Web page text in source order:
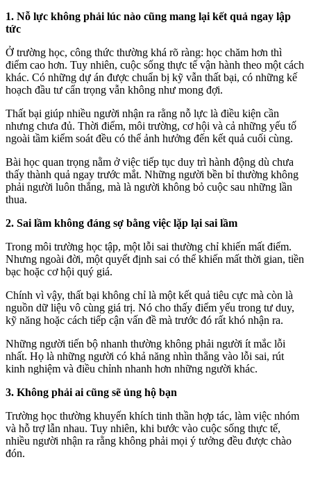
1. Nỗ lực không phải lúc nào cũng mang lại kết quả ngay lập
tức
Ở trường học, công thức thường khá rõ ràng: học chăm hơn thì
điểm cao hơn. Tuy nhiên, cuộc sống thực tế vận hành theo một cách
khác. Có những dự án được chuẩn bị kỹ vẫn thất bại, có những kế
hoạch đầu tư cẩn trọng vẫn không như mong đợi.
Thất bại giúp nhiều người nhận ra rằng nỗ lực là điều kiện cần
nhưng chưa đủ. Thời điểm, môi trường, cơ hội và cả những yếu tố
ngoài tầm kiểm soát đều có thể ảnh hưởng đến kết quả cuối cùng.
Bài học quan trọng nằm ở việc tiếp tục duy trì hành động dù chưa
thấy thành quả ngay trước mắt. Những người bền bỉ thường không
phải người luôn thắng, mà là người không bỏ cuộc sau những lần
thua.
2. Sai lầm không đáng sợ bằng việc lặp lại sai lầm
Trong môi trường học tập, một lỗi sai thường chỉ khiến mất điểm.
Nhưng ngoài đời, một quyết định sai có thể khiến mất thời gian, tiền
bạc hoặc cơ hội quý giá.
Chính vì vậy, thất bại không chỉ là một kết quả tiêu cực mà còn là
nguồn dữ liệu vô cùng giá trị. Nó cho thấy điểm yếu trong tư duy,
kỹ năng hoặc cách tiếp cận vấn đề mà trước đó rất khó nhận ra.
Những người tiến bộ nhanh thường không phải người ít mắc lỗi
nhất. Họ là những người có khả năng nhìn thẳng vào lỗi sai, rút
kinh nghiệm và điều chỉnh nhanh hơn những người khác.
3. Không phải ai cũng sẽ ủng hộ bạn
Trường học thường khuyến khích tinh thần hợp tác, làm việc nhóm
và hỗ trợ lẫn nhau. Tuy nhiên, khi bước vào cuộc sống thực tế,
nhiều người nhận ra rằng không phải mọi ý tưởng đều được chào
đón.